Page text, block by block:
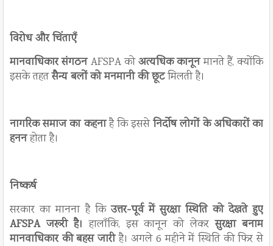
विरोध और चिंताएँ
मानवाधिकार संगठनAFSPA कोअत्यधिक कानूनमानते हैं, क्योंकि
इसके तहतसैन्य बलों को मनमानी की छूटमिलती है।
नागरिक समाज का कहनाहै कि इससेनिर्दोष लोगों के अधिकारों का
हननहोता है।
निष्कर्ष
सरकार का मानना है किउत्तर-पूर्व में सुरक्षा स्थिति को देखते हुए
AFSPA जरूरी है।हालाँकि, इस कानून को लेकरसुरक्षा बनाम
मानवाधिकार की बहस जारीहै। अगले 6 महीने में स्थिति की फिर से